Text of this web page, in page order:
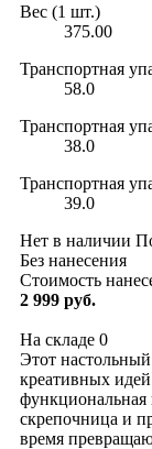
Вес (1 шт.)
375.00
Транспортная
58.0
Транспортная
38.0
Транспортная
39.0
Нет в наличии
Без нанесения
Стоимость
2 999 руб.
На складе 0
Этот
креативных
скрепочница и
время